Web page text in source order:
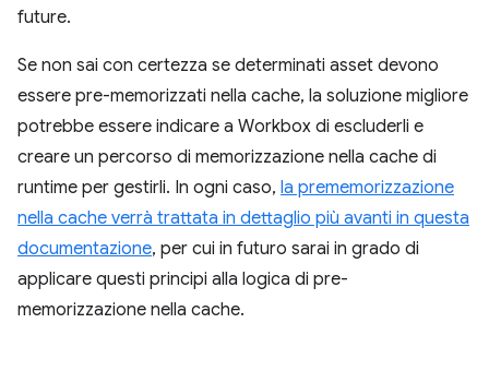
future.
Se non sai con certezza se determinati asset devono
essere pre-memorizzati nella cache, la soluzione migliore
potrebbe essere indicare a Workbox di escluderli e
creare un percorso di memorizzazione nella cache di
runtime per gestirli. In ogni caso, la prememorizzazione
nella cache verrà trattata in dettaglio più avanti in questa
documentazione, per cui in futuro sarai in grado di
applicare questi principi alla logica di pre-
memorizzazione nella cache.